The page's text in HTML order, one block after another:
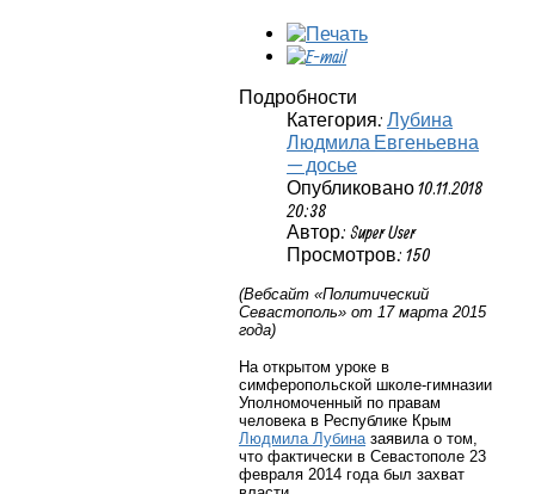
Подробности
Категория: Лубина
Людмила Евгеньевна
— досье
Опубликовано 10.11.2018
20:38
Автор: Super User
Просмотров: 150
(Вебсайт «Политический
Севастополь» от 17 марта 2015
года)
На открытом уроке в
симферопольской школе-гимназии
Уполномоченный по правам
человека в Республике Крым
Людмила Лубина заявила о том,
что фактически в Севастополе 23
февраля 2014 года был захват